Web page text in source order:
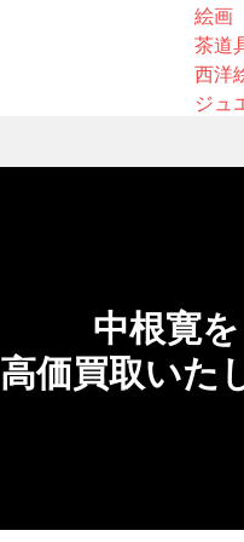
絵画
茶道
西洋
ジュ
中根寛を
高価買取いた